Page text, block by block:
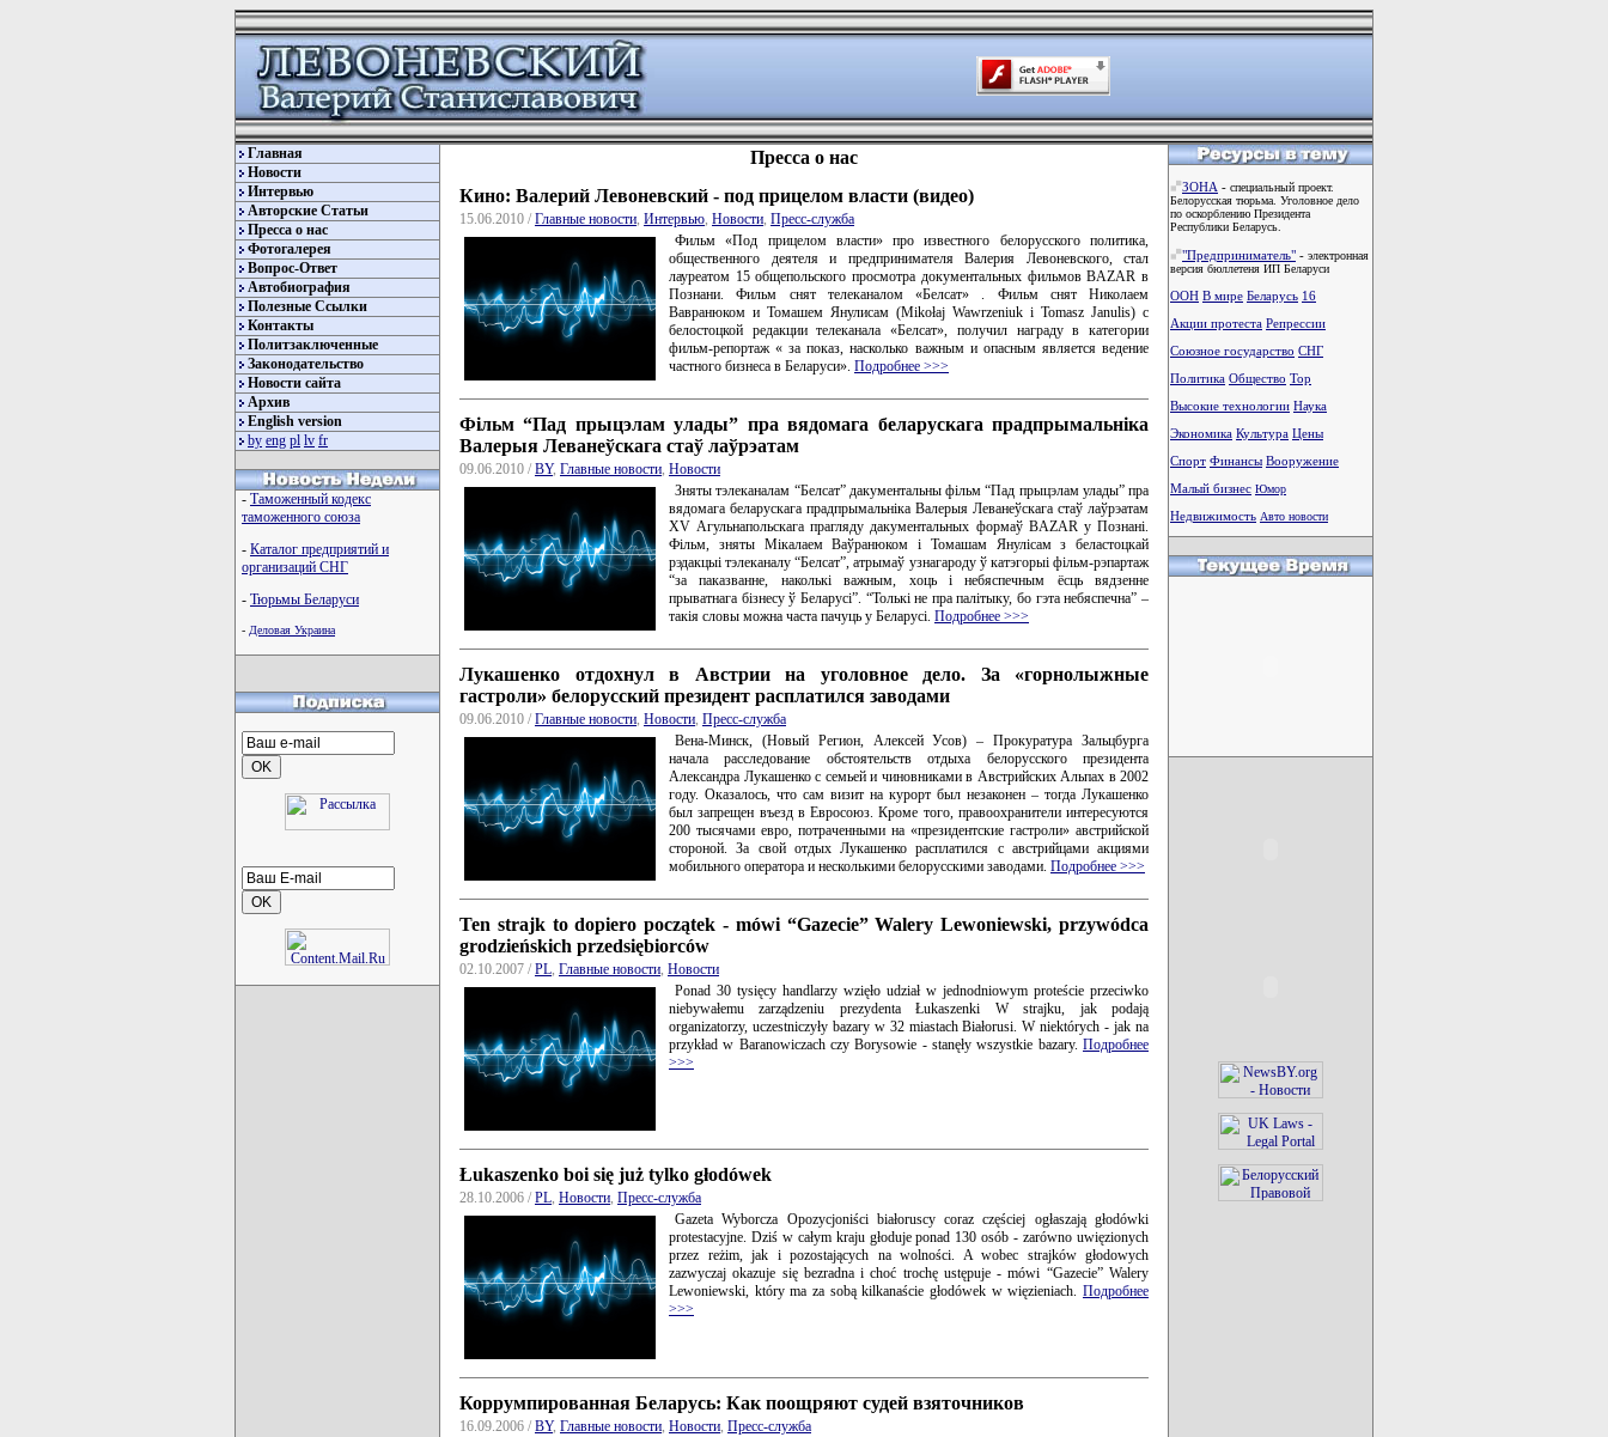
Главная
Новости
Интервью
Авторские Статьи
Пресса о нас
Фотогалерея
Вопрос-Ответ
Автобиография
Полезные Ссылки
Контакты
Политзаключенные
Законодательство
Новости сайта
Архив
English version
by eng pl lv fr
- Таможенный кодекс
таможенного союза
- Каталог предприятий и
организаций СНГ
- Тюрьмы Беларуси
- Деловая Украина
Пресса о нас
Кино: Валерий Левоневский - под прицелом власти (видео)
15.06.2010 / Главные новости Интервью Новости Пресс-служба
Фильм «Под прицелом власти» про известного белорусского политика,
общественного деятеля и предпринимателя Валерия Левоневского, стал
лауреатом 15 общепольского просмотра документальных фильмов BAZAR в
Познани. Фильм снят телеканалом «Белсат» . Фильм снят Николаем
Вавранюком и Томашем Янулисам (Mikołaj Wawrzeniuk i Tomasz Janulis) с
белостоцкой редакции телеканала «Белсат», получил награду в категории
фильм-репортаж « за показ, насколько важным и опасным является ведение
частного бизнеса в Беларуси». Подробнее >>>
Фільм “Пад прыцэлам улады” пра вядомага беларускага прадпрымальніка
Валерыя Леванеўскага стаў лаўрэатам
09.06.2010 / BY, Главные новости Новости
Зняты тэлеканалам “Белсат” дакументальны фільм “Пад прыцэлам улады” пра
вядомага беларускага прадпрымальніка Валерыя Леванеўскага стаў лаўрэатам
XV Агульнапольскага прагляду дакументальных формаў BAZAR у Познані.
Фільм, зняты Мікалаем Ваўранюком і Томашам Янулісам з беластоцкай
рэдакцыі тэлеканалу “Белсат”, атрымаў узнагароду ў катэгорыі фільм-рэпартаж
“за паказванне, наколькі важным, хоць і небяспечным ёсць вядзенне
прыватнага бізнесу ў Беларусі”. “Толькі не пра палітыку, бо гэта небяспечна” –
такія словы можна часта пачуць у Беларусі. Подробнее >>>
Лукашенко отдохнул в Австрии на уголовное дело. За «горнолыжные
гастроли» белорусский президент расплатился заводами
09.06.2010 / Главные новости Новости Пресс-служба
Вена-Минск, (Новый Регион, Алексей Усов) – Прокуратура Зальцбурга
начала расследование обстоятельств отдыха белорусского президента
Александра Лукашенко с семьей и чиновниками в Австрийских Альпах в 2002
году. Оказалось, что сам визит на курорт был незаконен – тогда Лукашенко
был запрещен въезд в Евросоюз. Кроме того, правоохранители интересуются
200 тысячами евро, потраченными на «президентские гастроли» австрийской
стороной. За свой отдых Лукашенко расплатился с австрийцами акциями
мобильного оператора и несколькими белорусскими заводами. Подробнее >>>
Ten strajk to dopiero początek - mówi “Gazecie” Walery Lewoniewski, przywódca
grodzieńskich przedsiębiorców
02.10.2007 / PL Главные новости Новости
Ponad 30 tysięcy handlarzy wzięło udział w jednodniowym proteście przeciwko
niebywałemu zarządzeniu prezydenta Łukaszenki W strajku, jak podają
organizatorzy, uczestniczyły bazary w 32 miastach Białorusi. W niektórych - jak na
przykład w Baranowiczach czy Borysowie - stanęły wszystkie bazary. Подробнее
>>>
Łukaszenko boi się już tylko głodówek
28.10.2006 / PL Новости Пресс-служба
Gazeta Wyborcza Opozycjoniści białoruscy coraz częściej ogłaszają głodówki
protestacyjne. Dziś w całym kraju głoduje ponad 130 osób - zarówno uwięzionych
przez reżim, jak i pozostających na wolności. A wobec strajków głodowych
zazwyczaj okazuje się bezradna i choć trochę ustępuje - mówi “Gazecie” Walery
Lewoniewski, który ma za sobą kilkanaście głodówek w więzieniach. Подробнее
>>>
Коррумпированная Беларусь: Как поощряют судей взяточников
16.09.2006 / BY, Главные новости Новости Пресс-служба
ЗОНА - специальный проект.
Белорусская тюрьма. Уголовное дело
по оскорблению Президента
Республики Беларусь.
"Предприниматель" - электронная
версия бюллетеня ИП Беларуси
ООН В мире Беларусь 16
Акции протеста Репрессии
Союзное государство СНГ
Политика Общество Тоp
Высокие технологии Наука
Экономика Культура Цены
Спорт Финансы Вооружение
Малый бизнес Юмор
Недвижимость Авто новости